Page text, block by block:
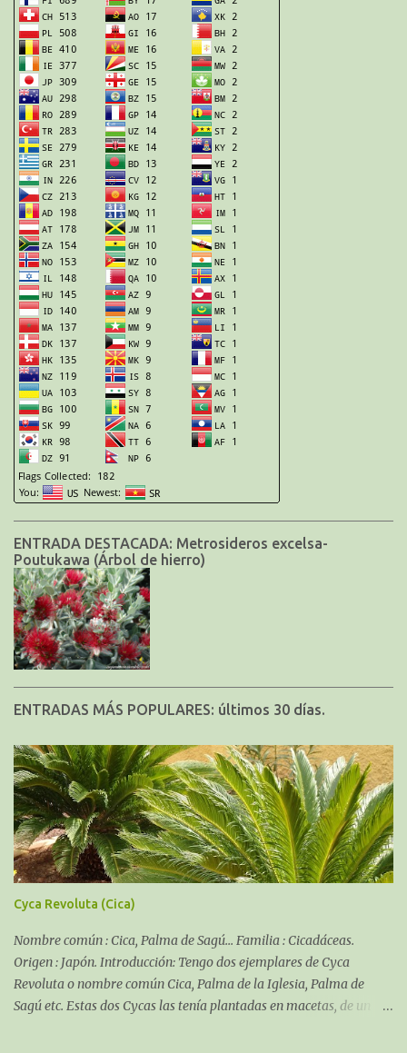
ENTRADA DESTACADA: Metrosideros excelsa-
Poutukawa (Árbol de hierro)
ENTRADAS MÁS POPULARES: últimos 30 días.
Cyca Revoluta (Cica)
Nombre común : Cica, Palma de Sagú... Familia : Cicadáceas.
Origen : Japón. Introducción: Tengo dos ejemplares de Cyca
Revoluta o nombre común Cica, Palma de la Iglesia, Palma de
Sagú etc. Estas dos Cycas las tenía plantadas en macetas, de un